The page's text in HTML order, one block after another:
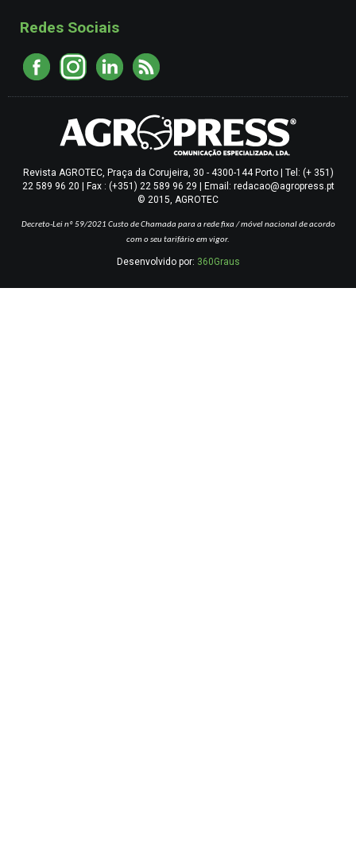
Redes Sociais
Revista AGROTEC, Praça da Corujeira, 30 - 4300-144 Porto | Tel: (+ 351)
22 589 96 20 | Fax : (+351) 22 589 96 29 | Email: redacao@agropress.pt
© 2015, AGROTEC
Decreto-Lei nº 59/2021 Custo de Chamada para a rede fixa / móvel nacional de acordo
com o seu tarifário em vigor.
Desenvolvido por: 360Graus